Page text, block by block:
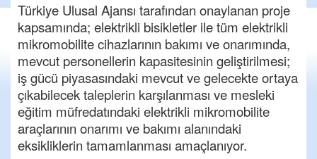
Türkiye Ulusal Ajansı tarafından onaylanan proje
kapsamında; elektrikli bisikletler ile tüm elektrikli
mikromobilite cihazlarının bakımı ve onarımında,
mevcut personellerin kapasitesinin geliştirilmesi;
iş gücü piyasasındaki mevcut ve gelecekte ortaya
çıkabilecek taleplerin karşılanması ve mesleki
eğitim müfredatındaki elektrikli mikromobilite
araçlarının onarımı ve bakımı alanındaki
eksikliklerin tamamlanması amaçlanıyor.